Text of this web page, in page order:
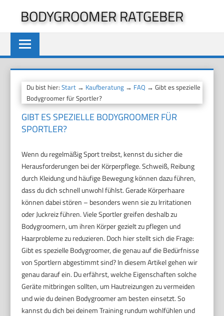
springen
BODYGROOMER RATGEBER
Du bist hier:Start → Kaufberatung → FAQ → Gibt es spezielle
Bodygroomer für Sportler?
GIBT ES SPEZIELLE BODYGROOMER FÜR
SPORTLER?
Wenn du regelmäßig Sport treibst, kennst du sicher die
Herausforderungen bei der Körperpflege. Schweiß, Reibung
durch Kleidung und häufige Bewegung können dazu führen,
dass du dich schnell unwohl fühlst. Gerade Körperhaare
können dabei stören – besonders wenn sie zu Irritationen
oder Juckreiz führen. Viele Sportler greifen deshalb zu
Bodygroomern, um ihren Körper gezielt zu pflegen und
Haarprobleme zu reduzieren. Doch hier stellt sich die Frage:
Gibt es spezielle Bodygroomer, die genau auf die Bedürfnisse
von Sportlern abgestimmt sind? In diesem Artikel gehen wir
genau darauf ein. Du erfährst, welche Eigenschaften solche
Geräte mitbringen sollten, um Hautreizungen zu vermeiden
und wie du deinen Bodygroomer am besten einsetzt. So
kannst du dich bei deinem Training rundum wohlfühlen und